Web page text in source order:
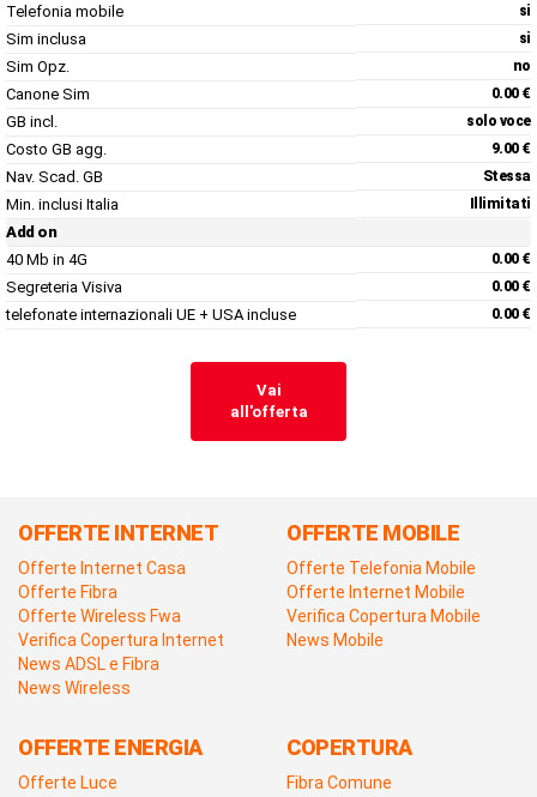
Telefonia mobile si
Sim inclusa si
Sim Opz. no
Canone Sim 0.00 €
GB incl. solo voce
Costo GB agg. 9.00 €
Nav. Scad. GB Stessa
Min. inclusi Italia Illimitati
Add on
40 Mb in 4G
0.00 €
Segreteria Visiva 0.00 €
telefonate internazionali UE + USA incluse 0.00 €
Vai
all'offerta
OFFERTE INTERNET
Offerte Internet Casa
Offerte Fibra
Offerte Wireless Fwa
Verifica Copertura Internet
News ADSL e Fibra
News Wireless
OFFERTE MOBILE
Offerte Telefonia Mobile
Offerte Internet Mobile
Verifica Copertura Mobile
News Mobile
OFFERTE ENERGIA
Offerte Luce
COPERTURA
Fibra Comune